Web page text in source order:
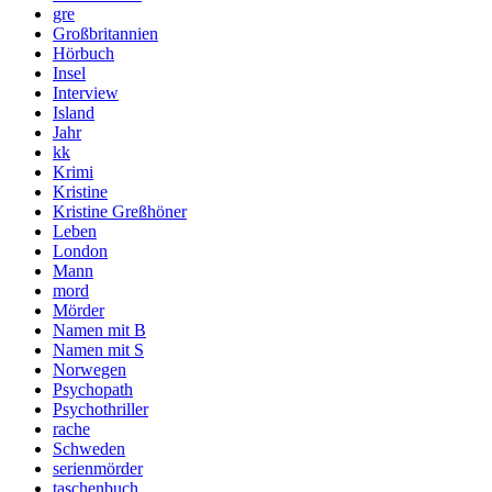
gre
Großbritannien
Hörbuch
Insel
Interview
Island
Jahr
kk
Krimi
Kristine
Kristine Greßhöner
Leben
London
Mann
mord
Mörder
Namen mit B
Namen mit S
Norwegen
Psychopath
Psychothriller
rache
Schweden
serienmörder
taschenbuch